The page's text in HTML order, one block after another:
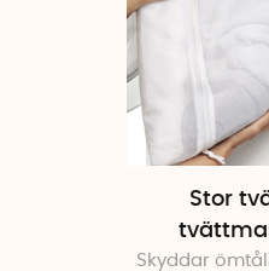
Stor
Skyddar